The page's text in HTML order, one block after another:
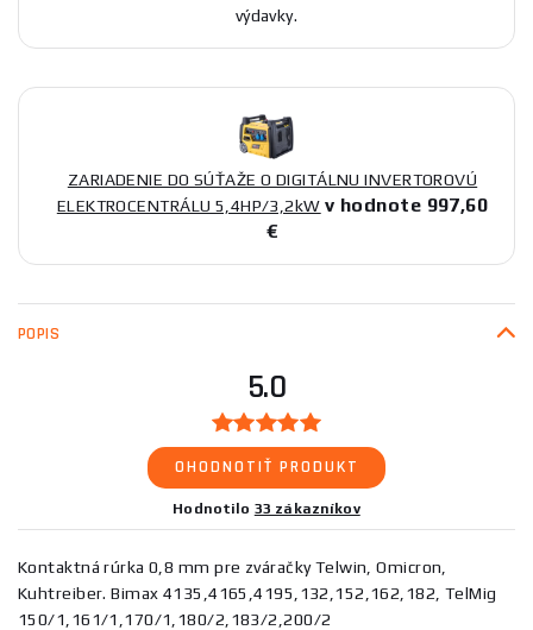
výdavky.
ZARIADENIE DO SÚŤAŽE O DIGITÁLNU INVERTOROVÚ
ELEKTROCENTRÁLU 5,4HP/3,2kW v hodnote 997,60
€
POPIS
5.0
OHODNOTIŤ PRODUKT
Hodnotilo 33 zákazníkov
Kontaktná rúrka 0,8 mm pre zváračky Telwin, Omicron,
Kuhtreiber. Bimax 4135,4165,4195,132,152,162,182, TelMig
150/1,161/1,170/1,180/2,183/2,200/2